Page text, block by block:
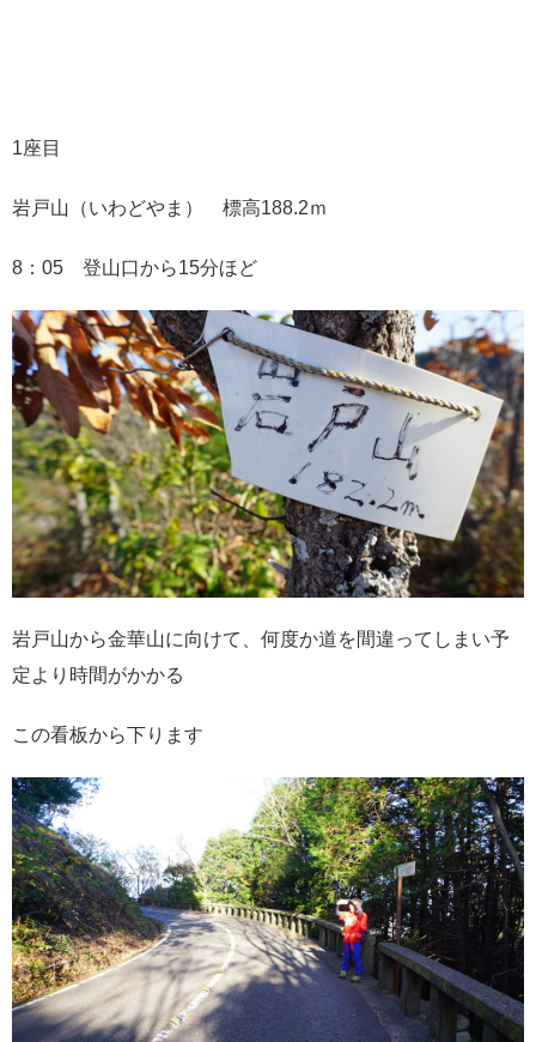
1座目
岩戸山（いわどやま） 標高188.2ｍ
8：05 登山口から15分ほど
岩戸山から金華山に向けて、何度か道を間違ってしまい予
定より時間がかかる
この看板から下ります